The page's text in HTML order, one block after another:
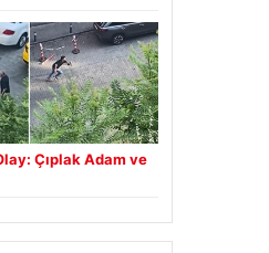
Çıplak Adam ve